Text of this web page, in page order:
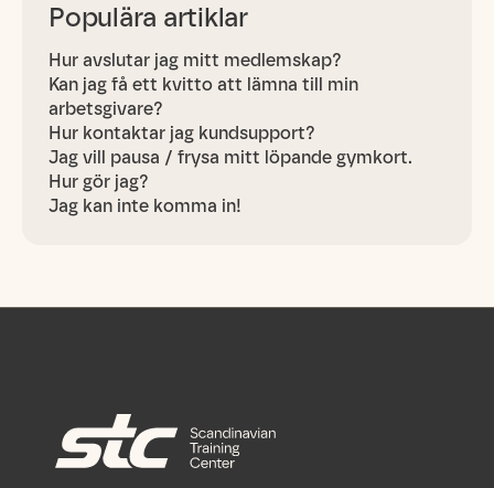
Populära artiklar
Hur avslutar jag mitt medlemskap?
Kan jag få ett kvitto att lämna till min
arbetsgivare?
Hur kontaktar jag kundsupport?
Jag vill pausa / frysa mitt löpande gymkort.
Hur gör jag?
Jag kan inte komma in!